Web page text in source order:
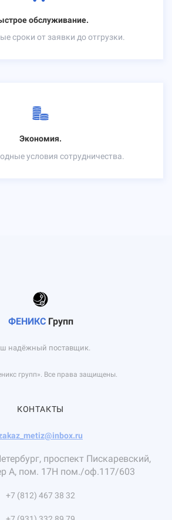
обслуживание.
сроки от заявки до отгрузки.
Экономия.
условия сотрудничества.
ФЕНИКС Групп
надёжный поставщик.
групп». Все права защищены.
КОНТАКТЫ
проспект Пискаревский,
А, пом. 17Н пом./оф.117/603
+7 (812) 467 38 32